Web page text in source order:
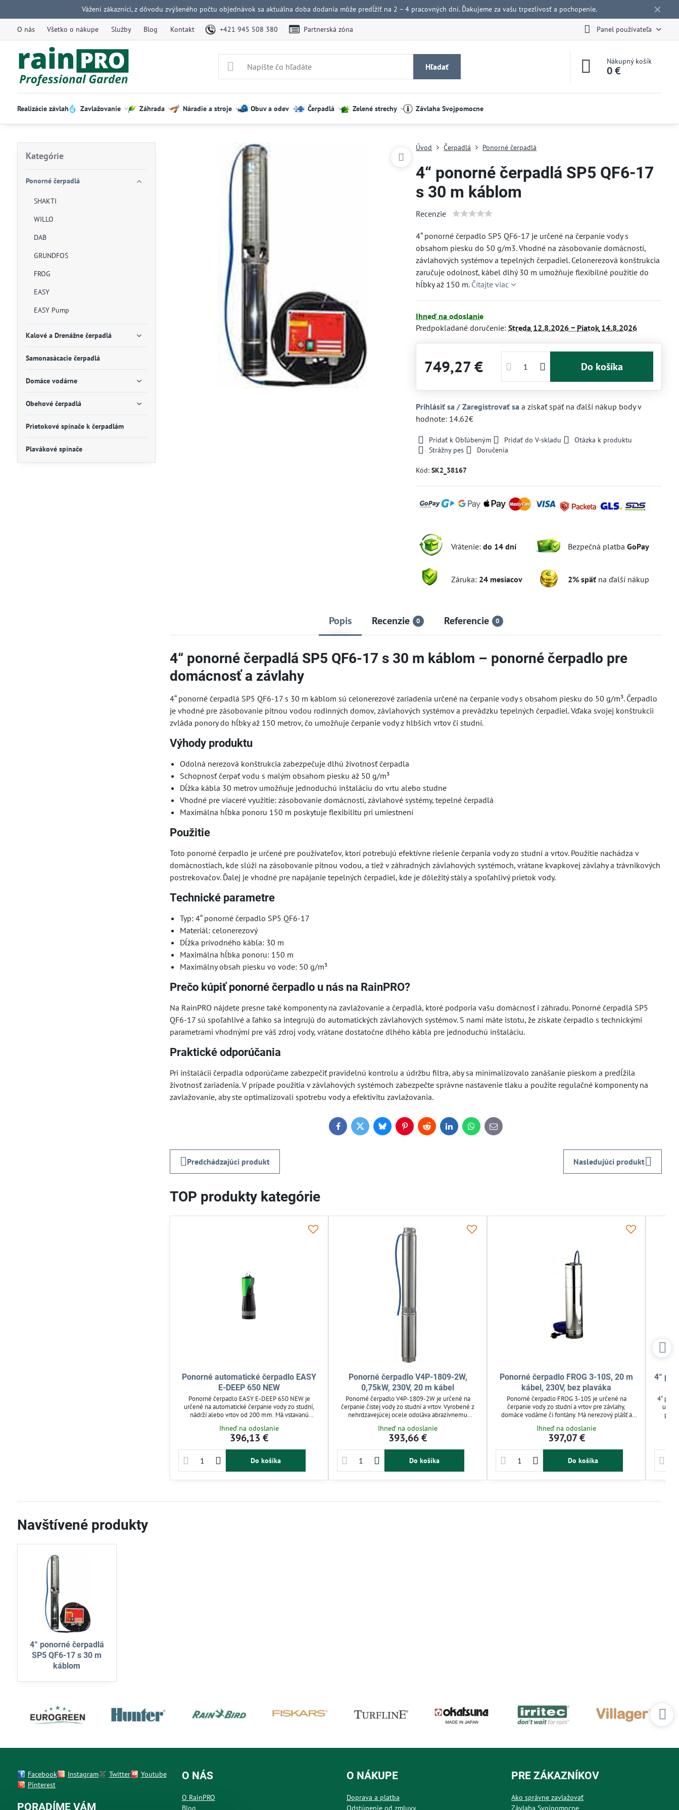
✕
Vážení zákazníci, z dôvodu zvýšeného počtu objednávok sa aktuálna doba dodania môže predĺžiť na 2 – 4 pracovných dní. Ďakujeme za vašu trpezlivosť a pochopenie.
O nás Všetko o nákupe Služby Blog Kontakt +421 945 508 380 Partnerská zóna Panel používateľa
Hľadať
Nákupný košík
0 €
Realizácie závlah Zavlažovanie Záhrada Náradie a stroje Obuv a odev Čerpadlá Zelené strechy Závlaha Svojpomocne
Úvod Čerpadlá Ponorné čerpadlá
4“ ponorné čerpadlá SP5 QF6-17
s 30 m káblom
Recenzie
4“ ponorné čerpadlo SP5 QF6-17 je určené na čerpanie vody s
obsahom piesku do 50 g/m3. Vhodné na zásobovanie domácností,
závlahových systémov a tepelných čerpadiel. Celonerezová konštrukcia
zaručuje odolnosť, kábel dlhý 30 m umožňuje flexibilné použitie do
hĺbky až 150 m. Čítajte viac
Ihneď na odoslanie
Predpokladané doručenie:Streda 12.8.2026 − Piatok 14.8.2026
749,27 € Do košíka
Prihlásiť sa / Zaregistrovať sa a získať späť na ďalší nákup body v
hodnote: 14.62€
Pridať k Obľúbeným Pridať do V-skladu
Otázka k produktu
Strážny pes
Doručenia
Kód:SK2_38167
Vrátenie:do 14 dní Bezpečná platbaGoPay
Záruka: 24 mesiacov 2% späť na ďalší nákup
Popis Recenzie 0 Referencie 0
4“ ponorné čerpadlá SP5 QF6-17 s 30 m káblom – ponorné čerpadlo pre
domácnosť a závlahy
4“ ponorné čerpadlá SP5 QF6-17 s 30 m káblom sú celonerezové zariadenia určené na čerpanie vody s obsahom piesku do 50 g/m³. Čerpadlo
je vhodné pre zásobovanie pitnou vodou rodinných domov, závlahových systémov a prevádzku tepelných čerpadiel. Vďaka svojej konštrukcii
zvláda ponory do hĺbky až 150 metrov, čo umožňuje čerpanie vody z hlbších vrtov či studní.
Výhody produktu
Odolná nerezová konštrukcia zabezpečuje dlhú životnosť čerpadla
Schopnosť čerpať vodu s malým obsahom piesku až 50 g/m³
Dĺžka kábla 30 metrov umožňuje jednoduchú inštaláciu do vrtu alebo studne
Vhodné pre viaceré využitie: zásobovanie domácnosti, závlahové systémy, tepelné čerpadlá
Maximálna hĺbka ponoru 150 m poskytuje flexibilitu pri umiestnení
Použitie
Toto ponorné čerpadlo je určené pre používateľov, ktorí potrebujú efektívne riešenie čerpania vody zo studní a vrtov. Použitie nachádza v
domácnostiach, kde slúži na zásobovanie pitnou vodou, a tiež v záhradných závlahových systémoch, vrátane kvapkovej závlahy a trávnikových
postrekovačov. Ďalej je vhodné pre napájanie tepelných čerpadiel, kde je dôležitý stály a spoľahlivý prietok vody.
Technické parametre
Typ: 4“ ponorné čerpadlo SP5 QF6-17
Materiál: celonerezový
Dĺžka prívodného kábla: 30 m
Maximálna hĺbka ponoru: 150 m
Maximálny obsah piesku vo vode: 50 g/m³
Prečo kúpiť ponorné čerpadlo u nás na RainPRO?
Na RainPRO nájdete presne také komponenty na zavlažovanie a čerpadlá, ktoré podporia vašu domácnosť i záhradu. Ponorné čerpadlá SP5
QF6-17 sú spoľahlivé a ľahko sa integrujú do automatických závlahových systémov. S nami máte istotu, že získate čerpadlo s technickými
parametrami vhodnými pre váš zdroj vody, vrátane dostatočne dlhého kábla pre jednoduchú inštaláciu.
Praktické odporúčania
Pri inštalácii čerpadla odporúčame zabezpečiť pravidelnú kontrolu a údržbu filtra, aby sa minimalizovalo zanášanie pieskom a predĺžila
životnosť zariadenia. V prípade použitia v závlahových systémoch zabezpečte správne nastavenie tlaku a použite regulačné komponenty na
zavlažovanie, aby ste optimalizovali spotrebu vody a efektivitu zavlažovania.
FacebookTwitterBlueskyPinterestRedditLinkedInWhatsApp
E-
mail
Predchádzajúci produkt Nasledujúci produkt
TOP produkty kategórie
Ponorné automatické čerpadlo EASY
E-DEEP 650 NEW
Ponorné čerpadlo EASY E-DEEP 650 NEW je
určené na automatické čerpanie vody zo studní,
nádrží alebo vrtov od 200 mm. Má vstavanú
zabezpečuje konštantný tlak a spoľahlivú
prevádzku. Vhodné pre závlahu, domáce vodárne a
držadlo uľahčujú používanie.
Ihneď na odoslanie
396,13 €
Do košíka
Ponorné čerpadlo V4P-1809-2W,
0,75kW, 230V, 20 m kábel
Ponorné čerpadlo V4P-1809-2W je určené na
čerpanie čistej vody zo studní a vrtov. Vyrobené z
nehrdzavejúcej ocele odoláva abrazívnemu
pre závlahy, domácu vodáreň aj poľnohospodárske
použitie. Efektívne a energeticky úsporné riešenie
Ihneď na odoslanie
393,66 €
Do košíka
Ponorné čerpadlo FROG 3-10S, 20 m
kábel, 230V, bez plaváka
Ponorné čerpadlo FROG 3-10S je určené na
čerpanie vody zo studní a vrtov pre závlahy,
domáce vodárne či fontány. Má nerezový plášť a
Integrovaný rozbehový kondenzátor a 20 m kábel
zjednodušujú inštaláciu a obsluhu. Výmena plaváka
Ihneď na odoslanie
397,07 €
Do košíka
4“
4“
Kategórie
Ponorné čerpadlá
SHAKTI
WILLO
DAB
GRUNDFOS
FROG
EASY
EASY Pump
Kalové a Drenážne čerpadlá
Samonasácacie čerpadlá
Domáce vodárne
Obehové čerpadlá
Prietokové spínače k čerpadlám
Plavákové spínače
Navštívené produkty
4“ ponorné čerpadlá
SP5 QF6-17 s 30 m
káblom
Facebook Instagram Twitter
Youtube
Pinterest
PORADÍME VÁM
O NÁS
O RainPRO
Blog
O NÁKUPE
Doprava a platba
Odstúpenie od zmluvy
PRE ZÁKAZNÍKOV
Ako správne zavlažovať
Závlaha Svojpomocne